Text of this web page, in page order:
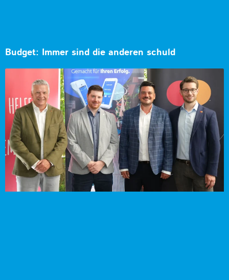
Budget: Immer sind die anderen schuld